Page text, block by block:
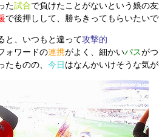
た試合で負けたことがないという娘の
で後押しして、勝ちきってもらいたいで
と、いつもと違って攻撃的
ォワードの連携がよく、細かいパスが
たものの、 今日はなんかいけそうな気が